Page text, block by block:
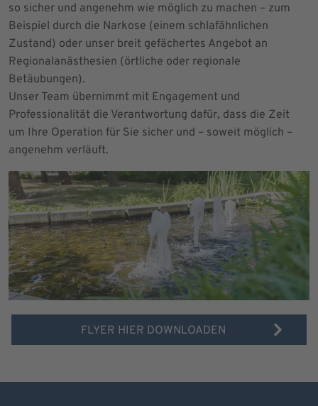
so sicher und angenehm wie möglich zu machen – zum
Beispiel durch die Narkose (einem schlafähnlichen
Zustand) oder unser breit gefächertes Angebot an
Regionalanästhesien (örtliche oder regionale
Betäubungen).
Unser Team übernimmt mit Engagement und
Professionalität die Verantwortung dafür, dass die Zeit
um Ihre Operation für Sie sicher und – soweit möglich –
angenehm verläuft.
FLYER HIER DOWNLOADEN